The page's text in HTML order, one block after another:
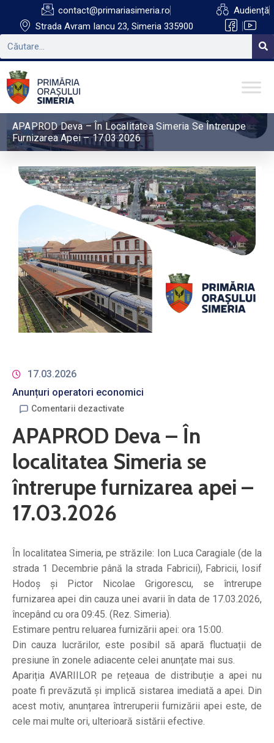
contact@primariasimeria.ro
Strada Avram Iancu 23, Simeria 335900
Audiență
APAPROD Deva – În Localitatea Simeria Se Întrerupe
Furnizarea Apei – 17.03.2026
17.03.2026
Anunțuri operatori economici
Comentarii dezactivate
APAPROD Deva – În
localitatea Simeria se
întrerupe furnizarea apei –
17.03.2026
În localitatea Simeria, pe străzile: Ion Luca Caragiale (de la
strada 1 Decembrie până la strada Fabricii), Fabricii, Iosif
Hodoș și Pictor Nicolae Grigorescu, se întrerupe
furnizarea apei din cauza unei avarii în data de 17.03.2026,
începând cu ora 09:45. (Rez. Simeria).
Estimare pentru reluarea furnizării apei: ora 15:00.
Din cauza lucrărilor, este posibil să apară fluctuații de
presiune în zonele adiacente celei anunțate mai sus.
Apariția AVARIILOR pe rețeaua de distribuție a apei nu
poate fi prevăzută și implică sistarea imediată a apei. Din
acest motiv, anunțarea întreruperii furnizării apei este, de
cele mai multe ori, ulterioară sistării efective.